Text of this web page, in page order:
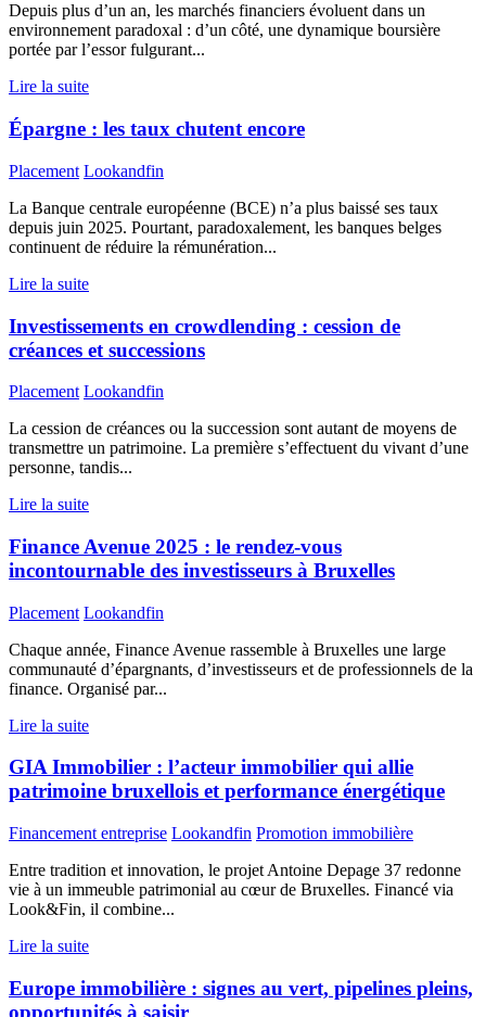
Depuis plus d’un an, les marchés financiers évoluent dans un
environnement paradoxal : d’un côté, une dynamique boursière
portée par l’essor fulgurant...
Lire la suite
Épargne : les taux chutent encore
Placement Lookandfin
La Banque centrale européenne (BCE) n’a plus baissé ses taux
depuis juin 2025. Pourtant, paradoxalement, les banques belges
continuent de réduire la rémunération...
Lire la suite
Investissements en crowdlending : cession de
créances et successions
Placement Lookandfin
La cession de créances ou la succession sont autant de moyens de
transmettre un patrimoine. La première s’effectuent du vivant d’une
personne, tandis...
Lire la suite
Finance Avenue 2025 : le rendez-vous
incontournable des investisseurs à Bruxelles
Placement Lookandfin
Chaque année, Finance Avenue rassemble à Bruxelles une large
communauté d’épargnants, d’investisseurs et de professionnels de la
finance. Organisé par...
Lire la suite
GIA Immobilier : l’acteur immobilier qui allie
patrimoine bruxellois et performance énergétique
Financement entreprise Lookandfin Promotion immobilière
Entre tradition et innovation, le projet Antoine Depage 37 redonne
vie à un immeuble patrimonial au cœur de Bruxelles. Financé via
Look&Fin, il combine...
Lire la suite
Europe immobilière : signes au vert, pipelines pleins,
opportunités à saisir